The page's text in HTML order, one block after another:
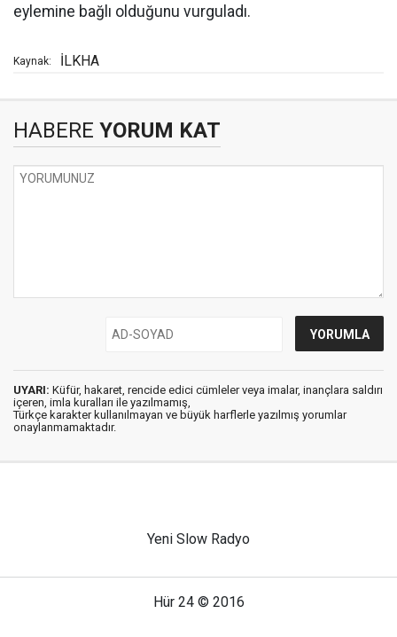
eylemine bağlı olduğunu vurguladı.
Kaynak: İLKHA
HABERE YORUM KAT
UYARI: Küfür, hakaret, rencide edici cümleler veya imalar, inançlara saldırı
içeren, imla kuralları ile yazılmamış,
Türkçe karakter kullanılmayan ve büyük harflerle yazılmış yorumlar
onaylanmamaktadır.
Yeni Slow Radyo
Hür 24 © 2016